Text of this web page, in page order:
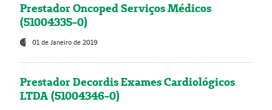
Prestador Oncoped Serviços Médicos
(51004335-0)
01 de Janeiro de 2019
Prestador Decordis Exames Cardiológicos
LTDA (51004346-0)